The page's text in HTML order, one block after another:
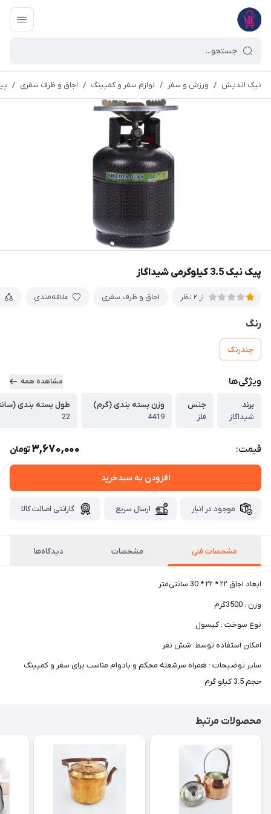
نیک اندیش / ورزش و سفر / لوازم سفر و کمپینگ / اجاق و ظرف سفری / پیک
پیک نیک 3.5 کیلوگرمی شیداگاز
از 2 نظر اجاق و ظرف سفری علاقه‌مندی
رنگ
چندرنگ
ویژگی‌ها مشاهده همه
برند
شیداگاز
جنس
فلز
وزن بسته بندی (گرم)
4419
طول بسته بندی
22
قیمت: 3,670,000تومان
افزودن به سبدخرید
موجود در انبار ارسال سریع گارانتی اصالت کالا
مشخصات فنی مشخصات دیدگاه‌ها
ابعاد اجاق ۲۲ * ۲۲ * 30 سانتی‌متر
وزن : 3500گرم
نوع سوخت : کپسول
امکان استفاده توسط :شش نفر
سایر توضیحات : همراه سرشعله محکم و بادوام مناسب برای سفر و کمپینگ
حجم 3.5 کیلو گرم
محصولات مرتبط